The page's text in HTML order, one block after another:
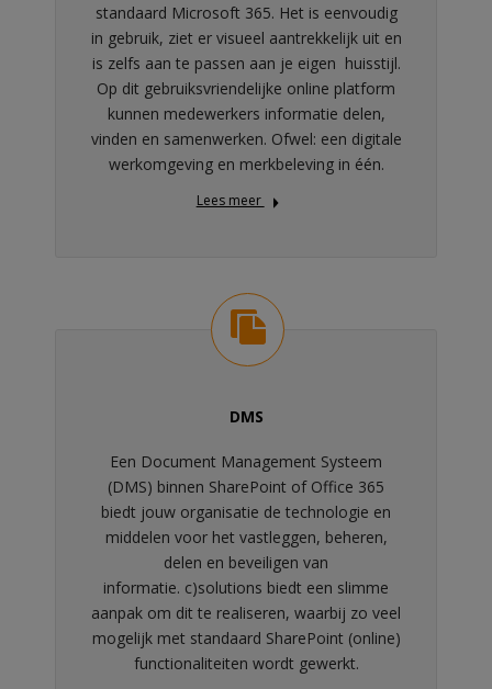
standaard Microsoft 365. Het is eenvoudig
in gebruik, ziet er visueel aantrekkelijk uit en
is zelfs aan te passen aan je eigen huisstijl.
Op dit gebruiksvriendelijke online platform
kunnen medewerkers informatie delen,
vinden en samenwerken. Ofwel: een digitale
werkomgeving en merkbeleving in één.
Lees meer
DMS
Een Document Management Systeem
(DMS) binnen SharePoint of Office 365
biedt jouw organisatie de technologie en
middelen voor het vastleggen, beheren,
delen en beveiligen van
informatie. c)solutions biedt een slimme
aanpak om dit te realiseren, waarbij zo veel
mogelijk met standaard SharePoint (online)
functionali­teiten wordt gewerkt.